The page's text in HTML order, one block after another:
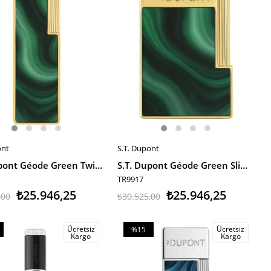
EKLE
S.T. Dupont Géode Green Twiggy Puro Çakmağı 30036 TR9921
₺25.946,25
SEPETE EKLE
S.T. Dupont
S.T. Dupont Géode Green Slimmy Puro Çakmağı 28036 TR9917
TR9917
₺25.946,25
₺30.525,00
Ücretsiz
Kargo
%15
Ücretsiz
Kargo